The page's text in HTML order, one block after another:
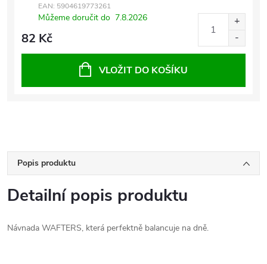
EAN: 5904619773261
Můžeme doručit do 7.8.2026
82 Kč
VLOŽIT DO KOŠÍKU
Popis produktu
Detailní popis produktu
Návnada WAFTERS, která perfektně balancuje na dně.